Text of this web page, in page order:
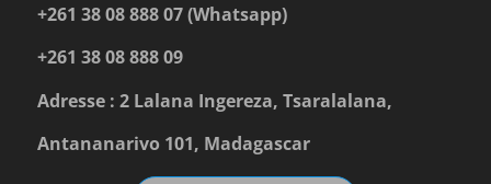
+261 38 08 888 07 (Whatsapp)
+261 38 08 888 09
Adresse : 2 Lalana Ingereza, Tsaralalana,
Antananarivo 101, Madagascar